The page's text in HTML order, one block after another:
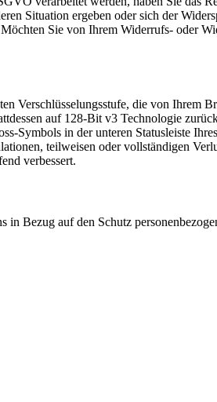
Situation ergeben oder sich der
Sie von Ihrem Widerrufs- oder
Verschlüsselungsstufe, die von Ihrem
auf 128-Bit v3 Technologie
Symbols in der unteren Statusleiste
teilweisen oder vollständigen
verbessert.
Bezug auf den Schutz